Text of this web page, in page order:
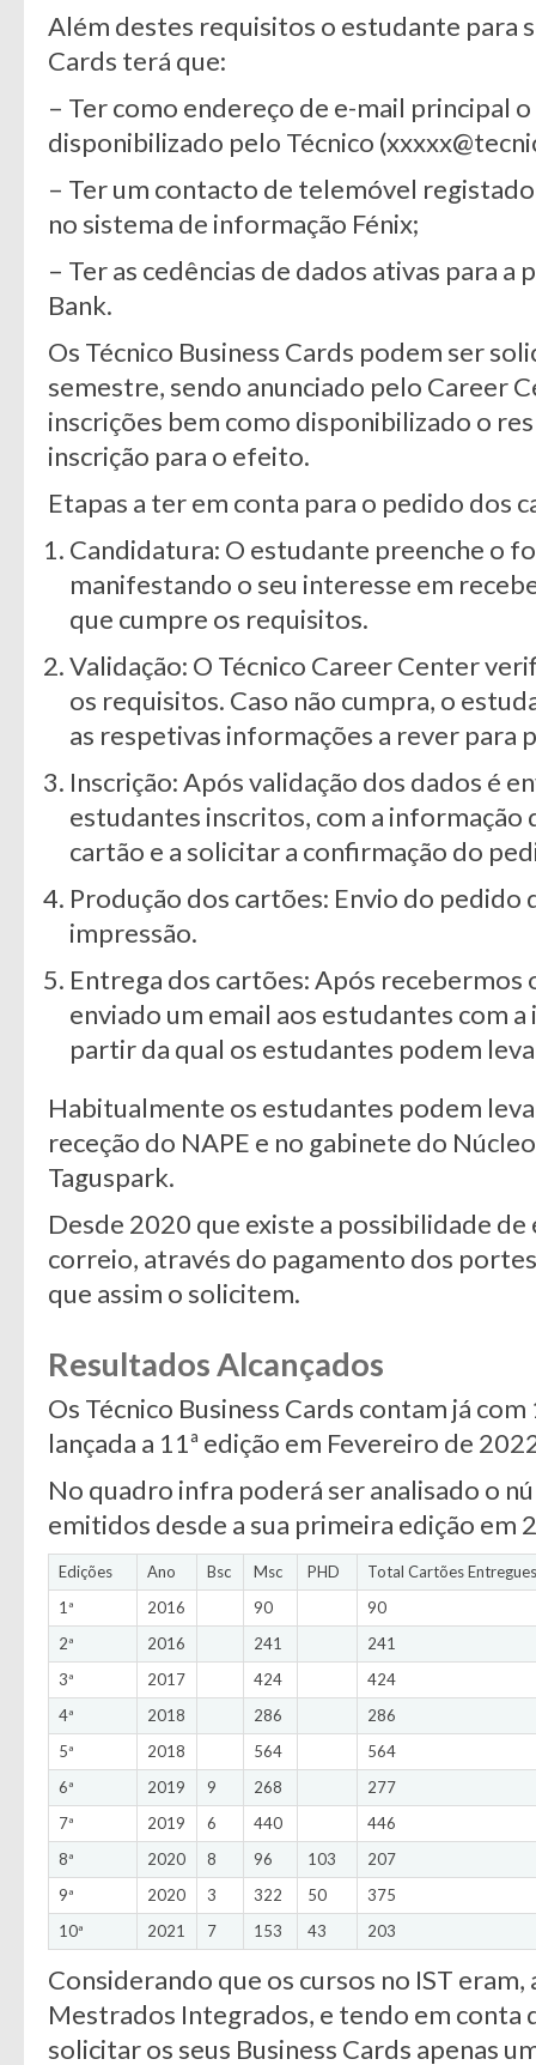
Além destes requisitos o estudante para
Cards terá que:
– Ter como endereço de e-mail principal
disponibilizado pelo Técnico
– Ter um contacto de telemóvel
no sistema de informação Fénix;
– Ter as cedências de dados ativas para
Bank.
Os Técnico Business Cards podem ser
semestre, sendo anunciado pelo Career
inscrições bem como disponibilizado o
inscrição para o efeito.
Etapas a ter em conta para o pedido dos
Candidatura: O estudante preenche o
manifestando o seu interesse em
que cumpre os requisitos.
Validação: O Técnico Career Center
os requisitos. Caso não cumpra, o
as respetivas informações a rever para
Inscrição: Após validação dos dados é
estudantes inscritos, com a informação
cartão e a solicitar a confirmação do
Produção dos cartões: Envio do pedido
impressão.
Entrega dos cartões: Após recebermos
enviado um email aos estudantes com a
partir da qual os estudantes podem
Habitualmente os estudantes podem
receção do NAPE e no gabinete do
Taguspark.
Desde 2020 que existe a possibilidade
correio, através do pagamento dos
que assim o solicitem.
Resultados Alcançados
Os Técnico Business Cards contam já
lançada a 11ª edição em Fevereiro de
No quadro infra poderá ser analisado o
emitidos desde a sua primeira edição em
Edições Ano Bsc Msc PHD
Total Cartões Entregues
1ª
2016 90
90
2ª
2016 241
241
3ª
2017 424
424
4ª
2018 286
286
5ª
2018 564
564
6ª
2019 9 268
277
7ª
2019 6 440
446
8ª
2020 8 96 103
207
9ª
2020 3 322 50
375
10ª
2021 7 153 43 203
Considerando que os cursos no IST
Mestrados Integrados, e tendo em conta
solicitar os seus Business Cards apenas